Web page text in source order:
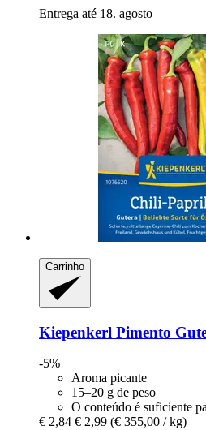
Entrega até 18. agosto
Carrinho
Kiepenkerl Pimento
-5%
Aroma picante
15–20 g de peso
O conteúdo é suficiente
€ 2,84 € 2,99 (€ 355,00 / kg)